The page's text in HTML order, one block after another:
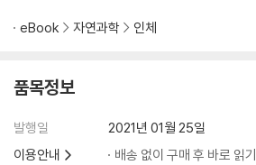
eBook 자연과학 인체
품목정보
발행일
2021년 01월 25일
이용안내
배송 없이 구매 후 바로 읽기